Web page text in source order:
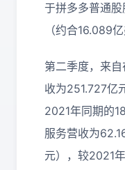
于拼多多普通
（约合16.089
第二季度，来
收为251.727亿
2021年同期的
服务营收为
元），较2021